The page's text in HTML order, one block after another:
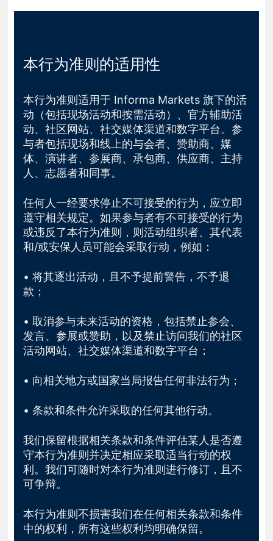
本行为准则的适用性
本行为准则适用于 Informa Markets 旗下的活
动（包括现场活动和按需活动）、官方辅助活
动、社区网站、社交媒体渠道和数字平台。参
与者包括现场和线上的与会者、赞助商、媒
体、演讲者、参展商、承包商、供应商、主持
人、志愿者和同事。
任何人一经要求停止不可接受的行为，应立即
遵守相关规定。如果参与者有不可接受的行为
或违反了本行为准则，则活动组织者、其代表
和/或安保人员可能会采取行动，例如：
• 将其逐出活动，且不予提前警告，不予退
款；
• 取消参与未来活动的资格，包括禁止参会、
发言、参展或赞助，以及禁止访问我们的社区
活动网站、社交媒体渠道和数字平台；
• 向相关地方或国家当局报告任何非法行为；
• 条款和条件允许采取的任何其他行动。
我们保留根据相关条款和条件评估某人是否遵
守本行为准则并决定相应采取适当行动的权
利。我们可随时对本行为准则进行修订，且不
可争辩。
本行为准则不损害我们在任何相关条款和条件
中的权利，所有这些权利均明确保留。